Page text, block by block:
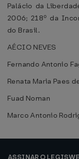
Palácio da
2006; 218º da
do Brasil.
AÉCIO NEVES
Fernando Antonio
Renata Maria Paes
Fuad Noman
Marco Antonio
ASSINAR O